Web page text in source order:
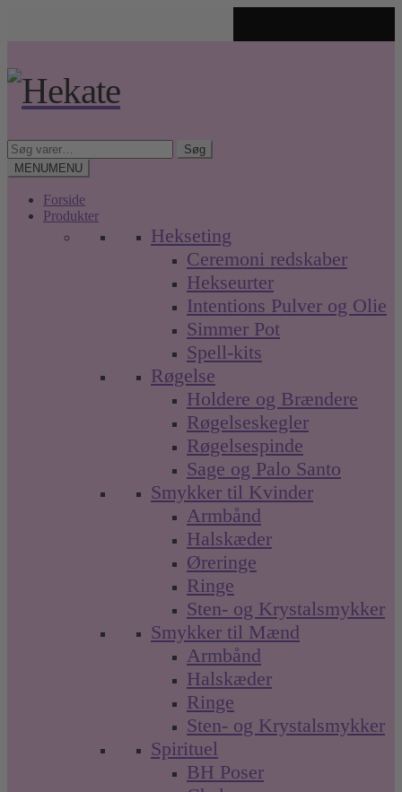
navigation
indhold
Søg
efter:
Søg
MENUMENU
Forside
Produkter
Hekseting
Ceremoni redskaber
Hekseurter
Intentions Pulver og Olie
Simmer Pot
Spell-kits
Røgelse
Holdere og Brændere
Røgelseskegler
Røgelsespinde
Sage og Palo Santo
Smykker til Kvinder
Armbånd
Halskæder
Øreringe
Ringe
Sten- og Krystalsmykker
Smykker til Mænd
Armbånd
Halskæder
Ringe
Sten- og Krystalsmykker
Spirituel
BH Poser